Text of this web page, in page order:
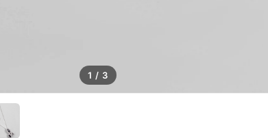
1 / 3